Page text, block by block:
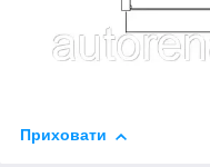
Приховати